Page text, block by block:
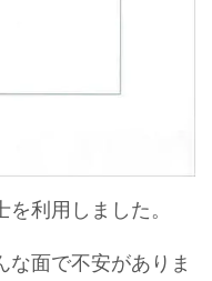
利用しました。
な面で不安がありま